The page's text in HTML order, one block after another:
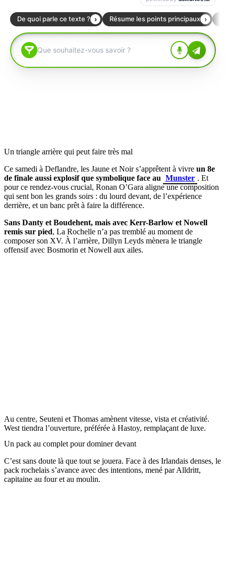
Un triangle arrière qui peut faire très mal
Ce samedi à Deflandre, les Jaune et Noir s’apprêtent à vivre un 8e
de finale aussi explosif que symbolique face au Munster . Et
pour ce rendez-vous crucial, Ronan O’Gara aligne une composition
qui sent bon les grands soirs : du lourd devant, de l’expérience
derrière, et un banc prêt à faire la différence.
Sans Danty et Boudehent, mais avec Kerr-Barlow et Nowell
remis sur pied, La Rochelle n’a pas tremblé au moment de
composer son XV. À l’arrière, Dillyn Leyds mènera le triangle
offensif avec Bosmorin et Nowell aux ailes.
Au centre, Seuteni et Thomas amènent vitesse, vista et créativité.
West tiendra l’ouverture, préférée à Hastoy, remplaçant de luxe.
Un pack au complet pour dominer devant
C’est sans doute là que tout se jouera. Face à des Irlandais denses, le
pack rochelais s’avance avec des intentions, mené par Alldritt,
capitaine au four et au moulin.